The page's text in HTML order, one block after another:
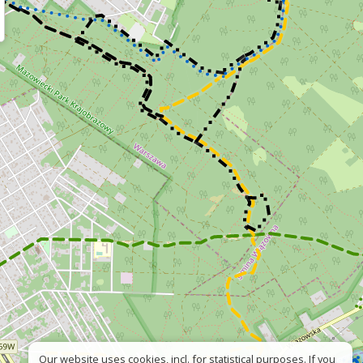
Our website uses cookies, incl. for statistical purposes. If you